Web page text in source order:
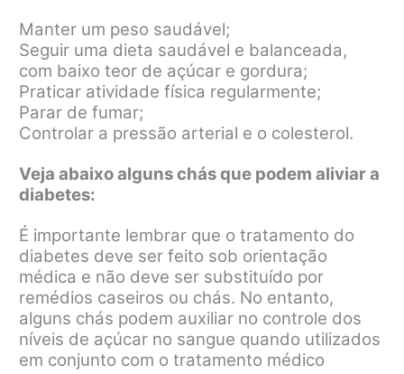
Manter um peso saudável;
Seguir uma dieta saudável e balanceada,
com baixo teor de açúcar e gordura;
Praticar atividade física regularmente;
Parar de fumar;
Controlar a pressão arterial e o colesterol.
Veja abaixo alguns chás que podem aliviar a
diabetes:
É importante lembrar que o tratamento do
diabetes deve ser feito sob orientação
médica e não deve ser substituído por
remédios caseiros ou chás. No entanto,
alguns chás podem auxiliar no controle dos
níveis de açúcar no sangue quando utilizados
em conjunto com o tratamento médico